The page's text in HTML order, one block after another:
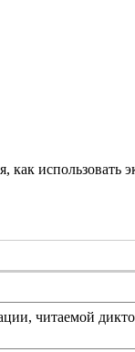
как
читаемой